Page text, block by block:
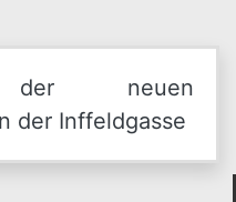
der neuen
der Inffeldgasse